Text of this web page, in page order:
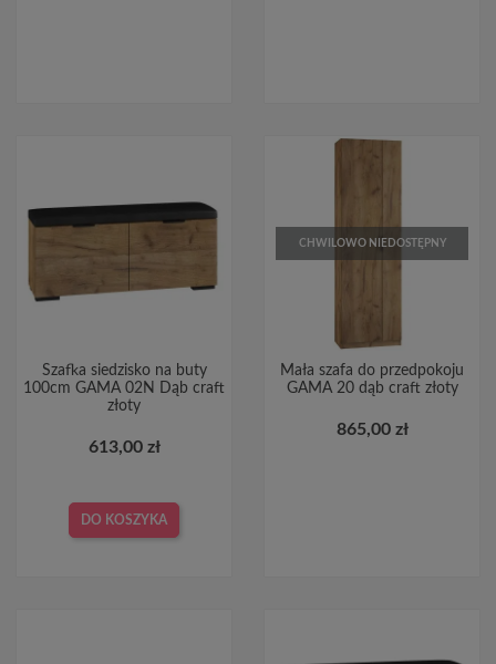
Szafka siedzisko na buty
100cm GAMA 02N Dąb craft
złoty
613,00 zł
DO KOSZYKA
CHWILOWO NIEDOSTĘPNY
Mała szafa do przedpokoju
GAMA 20 dąb craft złoty
865,00 zł